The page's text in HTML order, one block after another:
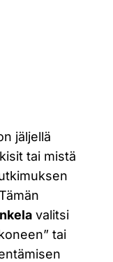
jäljellä
tai mistä
valitsi
tai